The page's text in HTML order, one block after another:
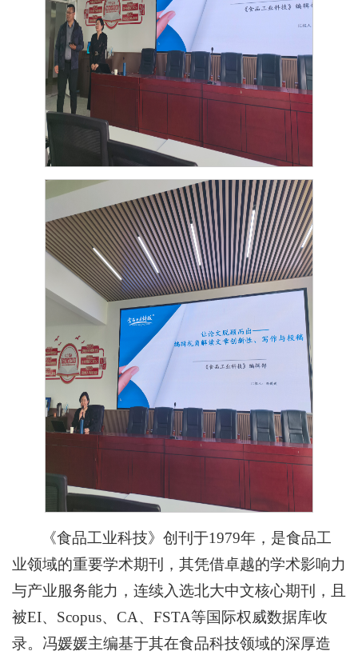
《食品工业科技》创刊于1979年，是食品工
业领域的重要学术期刊，其凭借卓越的学术影响力
与产业服务能力，连续入选北大中文核心期刊，且
被EI、Scopus、CA、FSTA等国际权威数据库收
录。冯媛媛主编基于其在食品科技领域的深厚造